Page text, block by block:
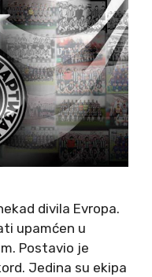
divila Evropa.
upamćen u
Postavio je
Jedina su ekipa